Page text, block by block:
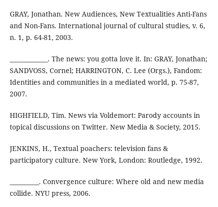
GRAY, Jonathan. New Audiences, New Textualities Anti-Fans
and Non-Fans. International journal of cultural studies, v. 6,
n. 1, p. 64-81, 2003.
_____________. The news: you gotta love it. In: GRAY, Jonathan;
SANDVOSS, Cornel; HARRINGTON, C. Lee (Orgs.), Fandom:
Identities and communities in a mediated world, p. 75-87,
2007.
HIGHFIELD, Tim. News via Voldemort: Parody accounts in
topical discussions on Twitter. New Media & Society, 2015.
JENKINS, H., Textual poachers: television fans &
participatory culture. New York, London: Routledge, 1992.
__________. Convergence culture: Where old and new media
collide. NYU press, 2006.